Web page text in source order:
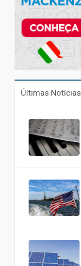
Últimas Notícias